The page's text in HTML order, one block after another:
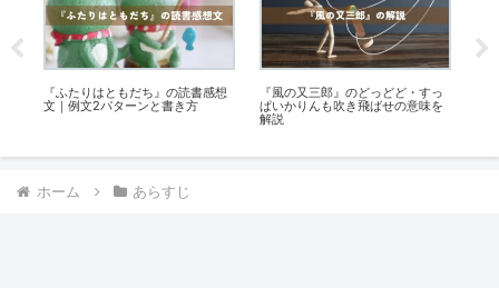
『ふたりはともだち』の読書感想
文｜例文2パターンと書き方
『風の又三郎』のどっどど・すっ
ぱいかりんも吹き飛ばせの意味を
解説
ホーム あらすじ